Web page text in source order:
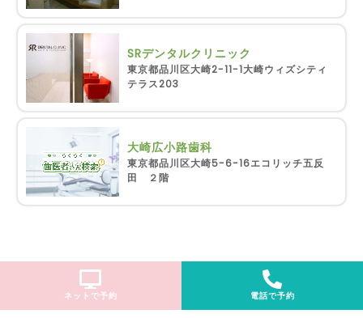
SRデンタルクリニック
東京都品川区大崎2-11-1大崎ウィズシティ
テラス203
大崎広小路歯科
東京都品川区大崎5-6-16エコリッチ五反
田 ２階
ネットで予約 電話で予約